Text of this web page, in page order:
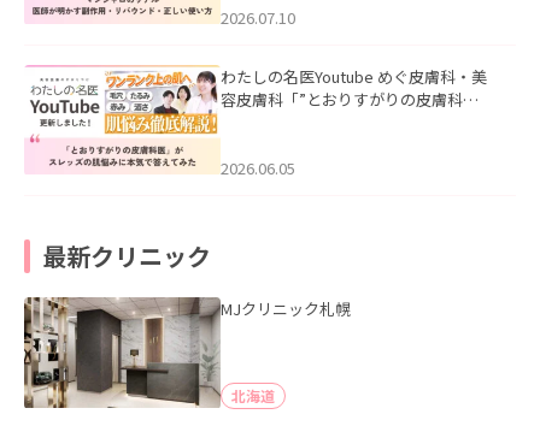
た。
2026.07.10
わたしの名医Youtube めぐ皮膚科・美
容皮膚科「”とおりすがりの皮膚科
2026.06.05
最新クリニック
MJクリニック札幌
北海道